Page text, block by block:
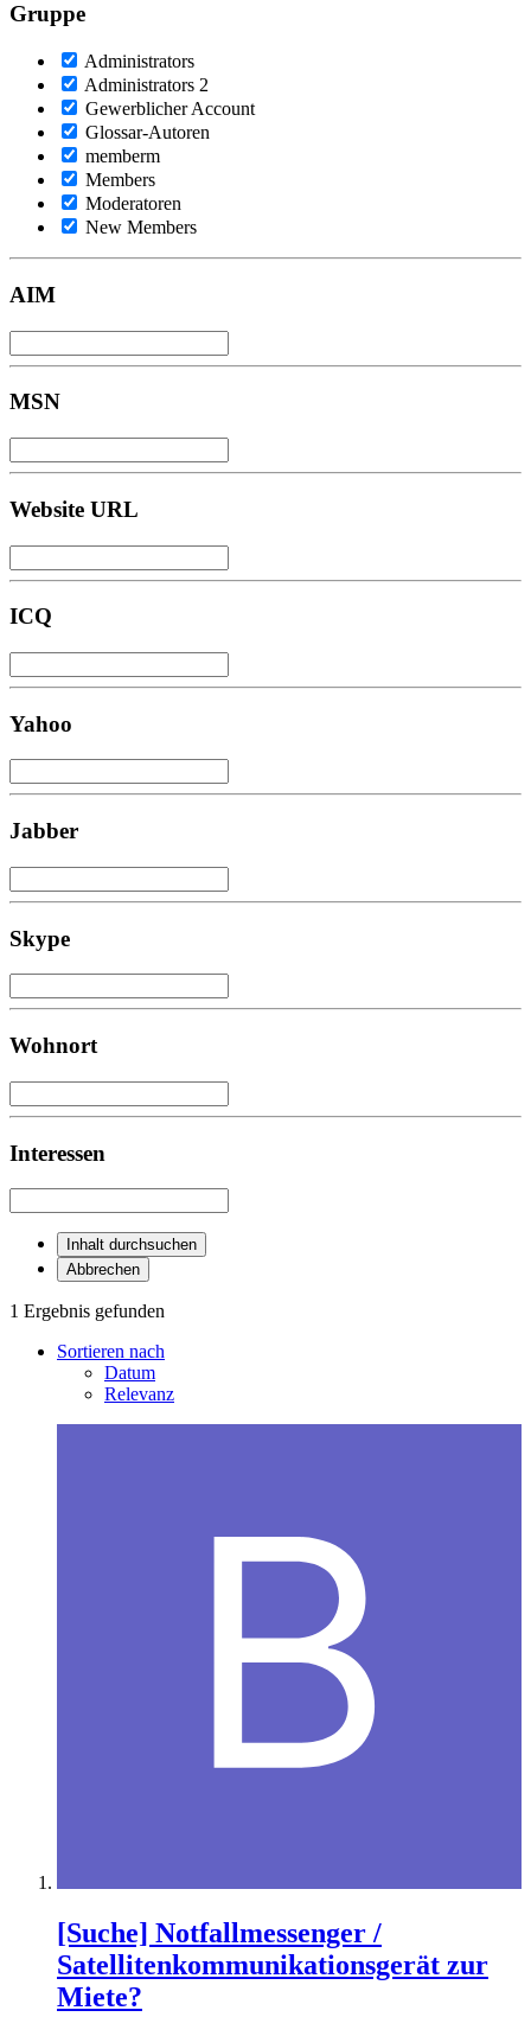
Gruppe
Administrators
Administrators 2
Gewerblicher Account
Glossar-Autoren
memberm
Members
Moderatoren
New Members
AIM
MSN
Website URL
ICQ
Yahoo
Jabber
Skype
Wohnort
Interessen
Inhalt durchsuchen
Abbrechen
1 Ergebnis gefunden
Sortieren nach
Datum
Relevanz
[Suche] Notfallmessenger /
Satellitenkommunikationsgerät zur
Miete?